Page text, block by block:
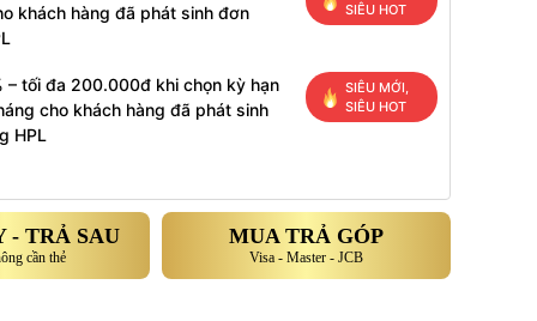
khách hàng đã phát sinh đơn
SIÊU HOT
– tối đa 200.000đ khi chọn kỳ hạn
cho khách hàng đã phát sinh
HPL
SIÊU MỚI,
SIÊU HOT
- TRẢ SAU
cần thẻ
MUA TRẢ GÓP
Visa - Master - JCB